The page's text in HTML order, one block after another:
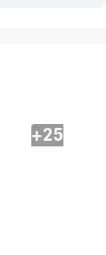
+25